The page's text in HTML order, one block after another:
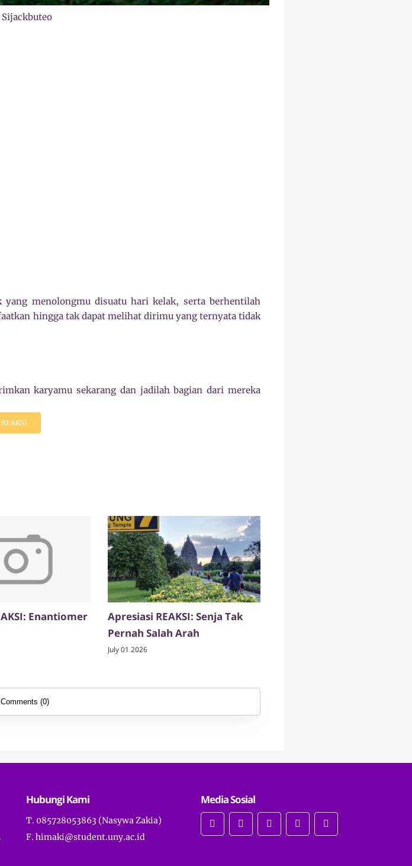
menolongmu disuatu hari kelak, serta berhentilah
hingga tak dapat melihat dirimu yang ternyata tidak
karyamu sekarang dan jadilah bagian dari mereka
REAKSI
Enantiomer
Apresiasi REAKSI: Senja Tak
Pernah Salah Arah
July 01 2026
(0)
Hubungi Kami
T. 085728053863 (Nasywa Zakia)
F. himaki@student.uny.ac.id
Media Sosial